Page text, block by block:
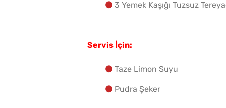
3 Yemek Kaşığı Tuzsuz
Servis İçin:
Taze Limon Suyu
Pudra Şeker